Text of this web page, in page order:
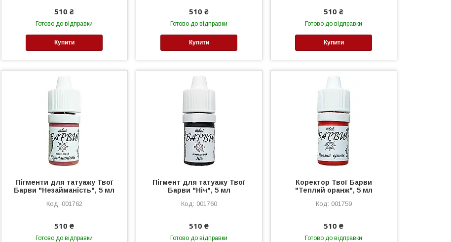
510 ₴
Готово до відправки
Купити
510 ₴
Готово до відправки
Купити
510 ₴
Готово до відправки
Купити
Пігменти для татуажу Твої
Барви "Незайманiсть", 5 мл
001762
510 ₴
Готово до відправки
Пігмент для татуажу Твої
Барви "Ніч", 5 мл
001760
510 ₴
Готово до відправки
Коректор Твої Барви
"Теплий оранж", 5 мл
001759
510 ₴
Готово до відправки